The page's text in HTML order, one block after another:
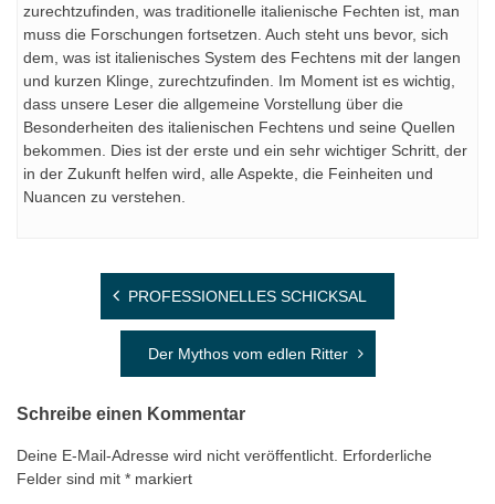
zurechtzufinden, was traditionelle italienische Fechten ist, man
muss die Forschungen fortsetzen. Auch steht uns bevor, sich
dem, was ist italienisches System des Fechtens mit der langen
und kurzen Klinge, zurechtzufinden. Im Moment ist es wichtig,
dass unsere Leser die allgemeine Vorstellung über die
Besonderheiten des italienischen Fechtens und seine Quellen
bekommen. Dies ist der erste und ein sehr wichtiger Schritt, der
in der Zukunft helfen wird, alle Aspekte, die Feinheiten und
Nuancen zu verstehen.
Beitragsnavigation
PROFESSIONELLES SCHICKSAL
Der Mythos vom edlen Ritter
Schreibe einen Kommentar
Deine E-Mail-Adresse wird nicht veröffentlicht. Erforderliche
Felder sind mit * markiert